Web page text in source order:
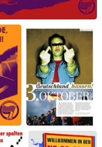
Gründe, Deutschland zu
2002, Version 1
zu
Deutschland Hassen
2004